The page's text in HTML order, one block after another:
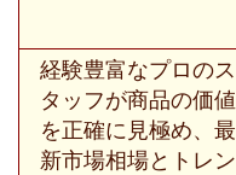
経験豊富なプロのス
タッフが商品の価値
を正確に見極め、最
新市場相場とトレン